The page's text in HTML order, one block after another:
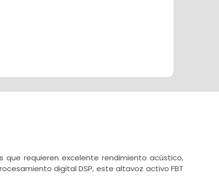
que requieren excelente rendimiento acústico,
digital DSP, este altavoz activo FBT